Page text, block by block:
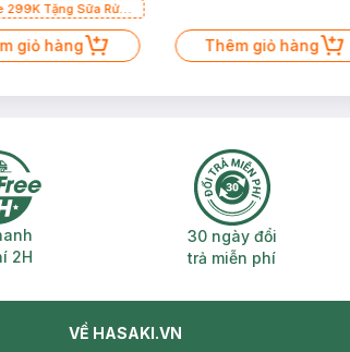
chất lô hội giúp dao cạo lướt êm trên da,
êm, thao tác dễ dàng và thuận tiện hơn.
299K Tặng Sữa Rửa
30ml (SL có hạn)
giỏ hàng Thêm giỏ hàng
nhanh miễn phí 2H
2H
30 ngày đổi
30 ngày đổi
trả miễn phí
VỀ HASAKI.VN